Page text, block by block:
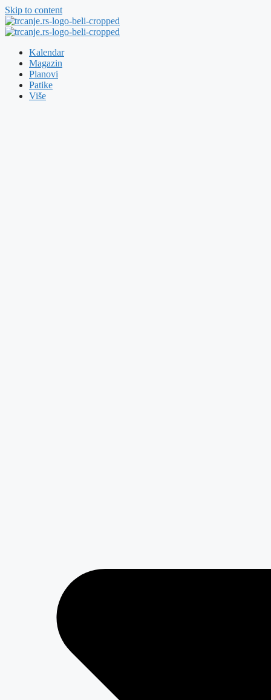
Skip to content
Kalendar
Magazin
Planovi
Patike
Više